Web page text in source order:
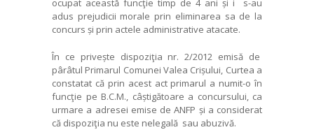
ocupat această funcţie timp de 4 ani și i s-au
adus prejudicii morale prin eliminarea sa de la
concurs și prin actele administrative atacate.
În ce privește dispoziţia nr. 2/2012 emisă de
pârâtul Primarul Comunei Valea Crișului, Curtea a
constatat că prin acest act primarul a numit-o în
funcţie pe B.C.M., câștigătoare a concursului, ca
urmare a adresei emise de ANFP și a considerat
că dispoziţia nu este nelegală sau abuzivă.